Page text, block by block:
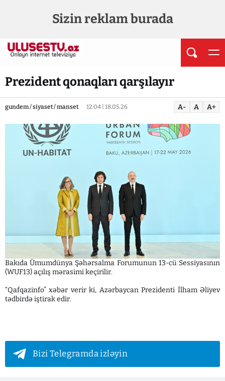
Sizin reklam burada
Prezident qonaqları qarşılayır
gundem / siyaset / manset 12:04 | 18.05.26 A- A A+
Bakıda Ümumdünya Şəhərsalma Forumunun 13-cü Sessiyasının
(WUF13) açılış mərasimi keçirilir.
“Qafqazinfo” xəbər verir ki, Azərbaycan Prezidenti İlham Əliyev
tədbirdə iştirak edir.
Bizi Telegramda izləyin